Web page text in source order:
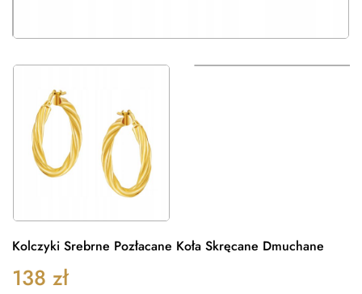
Kolczyki Srebrne Pozłacane Koła Skręcane Dmuchane
138 zł